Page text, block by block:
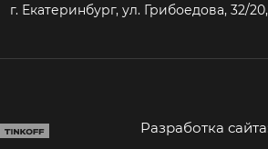
г. Екатеринбург, ул. Грибоедова, 32/
Разработка